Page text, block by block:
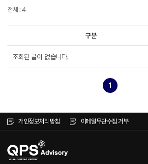
전체 : 4
구분
조회된 글이 없습니다.
1
개인정보처리방침 이메일무단수집 거부